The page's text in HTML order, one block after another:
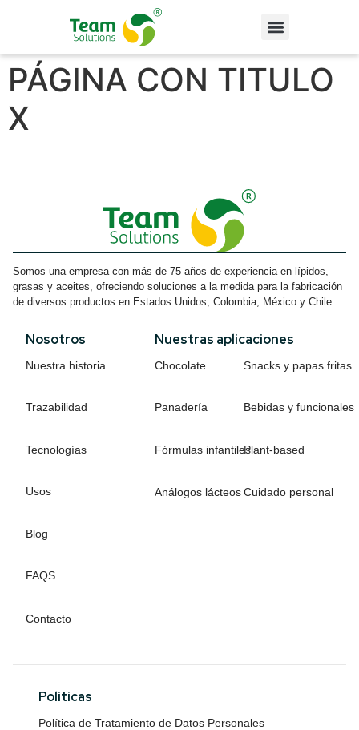
PÁGINA CON TITULO
X
Somos una empresa con más de 75 años de experiencia en lípidos,
grasas y aceites, ofreciendo soluciones a la medida para la fabricación
de diversos productos en Estados Unidos, Colombia, México y Chile.
Nosotros
Nuestra historia
Trazabilidad
Tecnologías
Usos
Blog
FAQS
Contacto
Nuestras aplicaciones
Chocolate
Panadería
Fórmulas infantiles
Análogos lácteos
Snacks y papas fritas
Bebidas y funcionales
Plant-based
Cuidado personal
Políticas
Política de Tratamiento de Datos Personales